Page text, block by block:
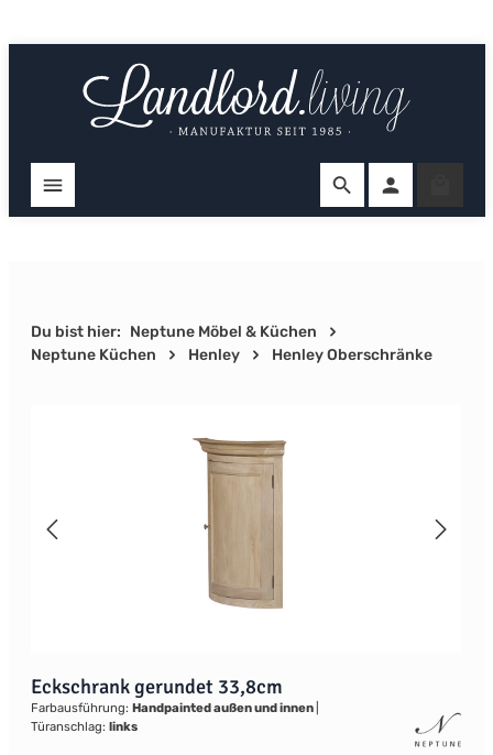
Du bist hier: Neptune Möbel & Küchen
Neptune Küchen
Henley Henley Oberschränke
Eckschrank gerundet 33,8cm
Farbausführung: Handpainted außen und innen
Türanschlag: links